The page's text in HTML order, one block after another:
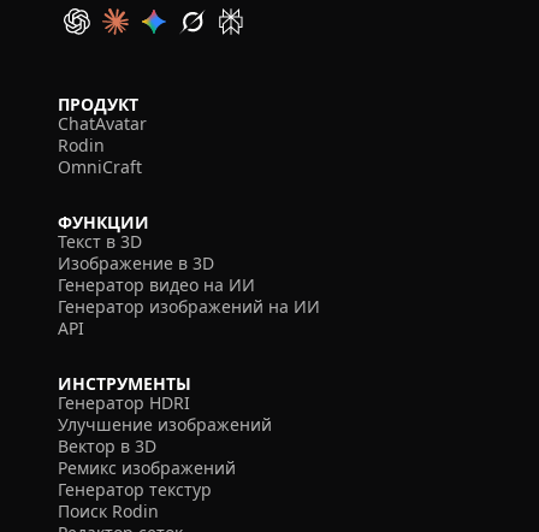
ПРОДУКТ
ChatAvatar
Rodin
OmniCraft
ФУНКЦИИ
Текст в 3D
Изображение в 3D
Генератор видео на ИИ
Генератор изображений на ИИ
API
ИНСТРУМЕНТЫ
Генератор HDRI
Улучшение изображений
Вектор в 3D
Ремикс изображений
Генератор текстур
Поиск Rodin